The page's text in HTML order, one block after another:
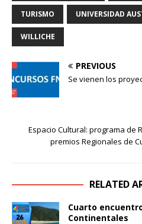
TURISMO UNIVERSIDAD
WILLICHE
PREVIOUS
Se vienen los
Espacio Cultural: programa de
premios Regionales de
RELATED
Cuarto
Continentales